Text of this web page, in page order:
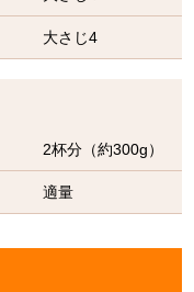
大さじ4
2杯分（約300g）
適量